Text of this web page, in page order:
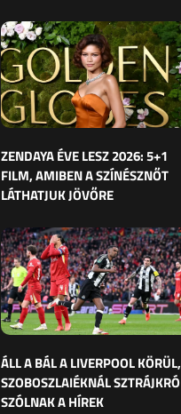
ZENDAYA ÉVE LESZ 2026: 5+1
FILM, AMIBEN A SZÍNÉSZNŐT
LÁTHATJUK JÖVŐRE
ÁLL A BÁL A LIVERPOOL KÖRÜL,
SZOBOSZLAIÉKNÁL
SZÓLNAK A HÍREK